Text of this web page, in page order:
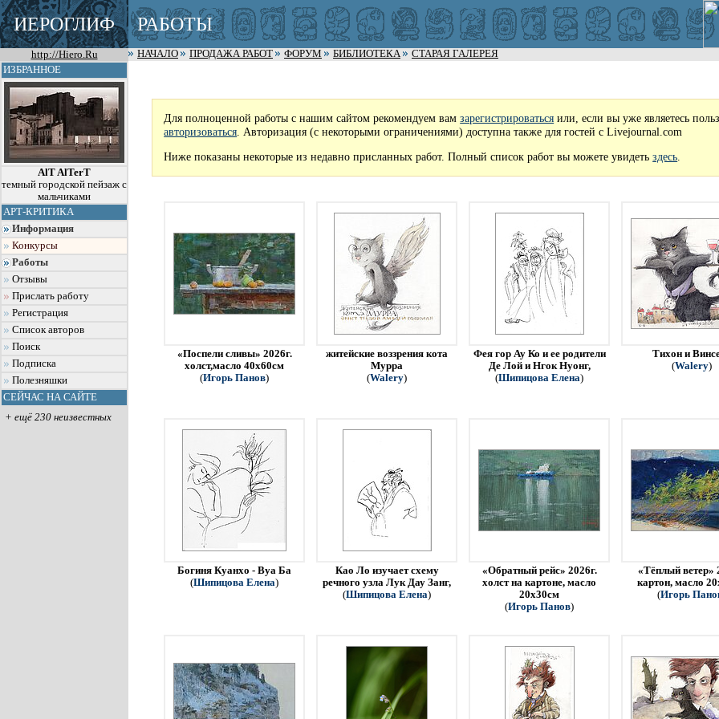
ИЕРОГЛИФ РАБОТЫ
http://Hiero.Ru НАЧАЛО ПРОДАЖА РАБОТ ФОРУМ БИБЛИОТЕКА
СТАРАЯ ГАЛЕРЕЯ
ИЗБРАННОЕ
AlT AlTerT
темный городской пейзаж с
мальчиками
АРТ-КРИТИКА
Информация
Конкурсы
Работы
Отзывы
Прислать работу
Регистрация
Список авторов
Поиск
Подписка
Полезняшки
СЕЙЧАС НА САЙТЕ
+ ещё 230 неизвестных
Для полноценной работы с нашим сайтом рекомендуем вамзарегистрироваться или, если вы уже являетесь
авторизоваться . Авторизация (с некоторыми ограничениями) доступна также для гостей с Livejournal.com
Ниже показаны некоторые из недавно присланных работ. Полный список работ вы можете увидетьздесь.
«Поспели сливы» 2026г.
холст,масло 40х60см
(Игорь Панов)
житейские воззрения кота
Мурра
(Walery)
Фея гор Ау Ко и ее родители
Де Лой и Нгок Нуонг,
(Шипицова Елена)
Тихон и
(Walery)
Богиня Куанхо - Вуа Ба
(Шипицова Елена)
Као Ло изучает схему
речного узла Лук Дау Занг,
(Шипицова Елена)
«Обратный рейс» 2026г.
холст на картоне, масло
20х30см
(Игорь Панов)
«Тёплый ветер»
картон, масло
(Игорь